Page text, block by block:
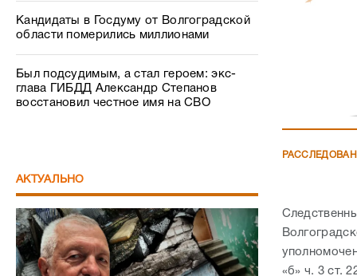
Кандидаты в Госдуму от Волгоградской
области померились миллионами
Был подсудимым, а стал героем: экс-
глава ГИБДД Александр Степанов
восстановил честное имя на СВО
АКТУАЛЬНО
«б» ч. 3 ст.